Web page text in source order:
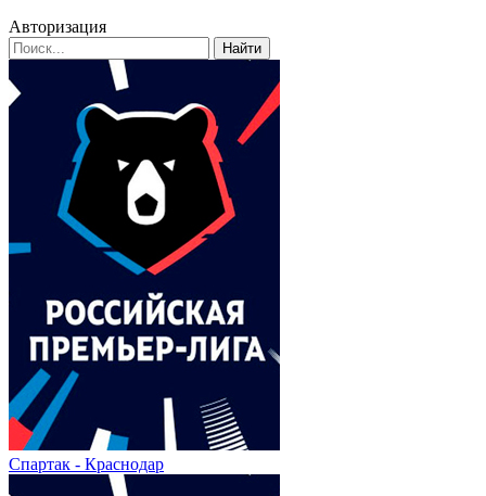
Авторизация
Найти
Спартак - Краснодар